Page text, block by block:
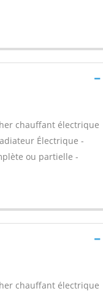
chauffant électrique
Électrique -
ou partielle -
chauffant électrique